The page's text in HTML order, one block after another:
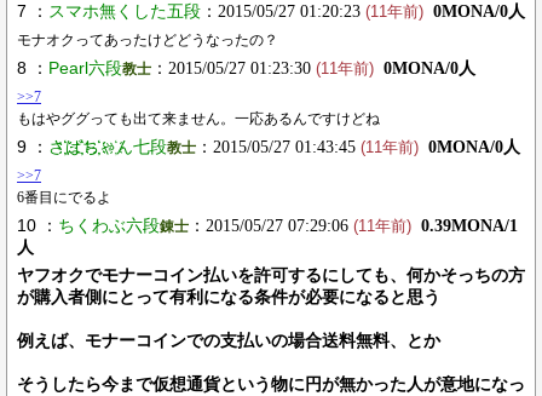
7 ： スマホ無くした五段 ：2015/05/27 01:20:23 (11年前) 0MONA/0人
モナオクってあったけどどうなったの？
8 ： Pearl六段教士 ：2015/05/27 01:23:30 (11年前) 0MONA/0人
>>7
もはやググっても出て来ません。一応あるんですけどね
9 ： さ҉҉ば҉҉ち҉҉ゃ҉ん七段教士 ：2015/05/27 01:43:45 (11年前) 0MONA/0人
>>7
6番目にでるよ
10 ： ちくわぶ六段錬士 ：2015/05/27 07:29:06 (11年前) 0.39MONA/1
人
ヤフオクでモナーコイン払いを許可するにしても、何かそっちの方
が購入者側にとって有利になる条件が必要になると思う
例えば、モナーコインでの支払いの場合送料無料、とか
そうしたら今まで仮想通貨という物に円が無かった人が意地になっ